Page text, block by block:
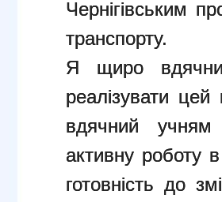
Чернігівським
транспорту.
Я щиро
реалізувати
вдячний
активну роботу
готовність до